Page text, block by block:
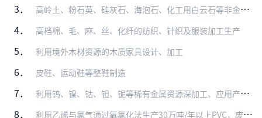
3． 高岭土、粉石英、硅灰石、海泡石、化工用白云石等非金属矿产品精深加工
4． 高档棉、毛、麻、丝、化纤的纺织、针织及服装加工生产
5． 利用境外木材资源的木质家具设计、加工
6． 皮鞋、运动鞋等整鞋制造
7． 利用钨、镍、钴、钽、铌等稀有金属资源深加工、应用产品生产及循环利用
8． 利用乙烯与氯气通过氧氯化法生产30万吨/年以上PVC，废盐酸制氯气等综合利用技术开发及利用